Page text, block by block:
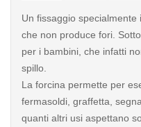
Un fissaggio
che non produce fori.
per i bambini, che infatti
spillo.
La forcina permette per
fermasoldi, graffetta,
quanti altri usi aspettano